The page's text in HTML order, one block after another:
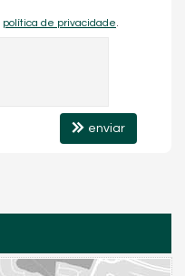
política de privacidade
enviar